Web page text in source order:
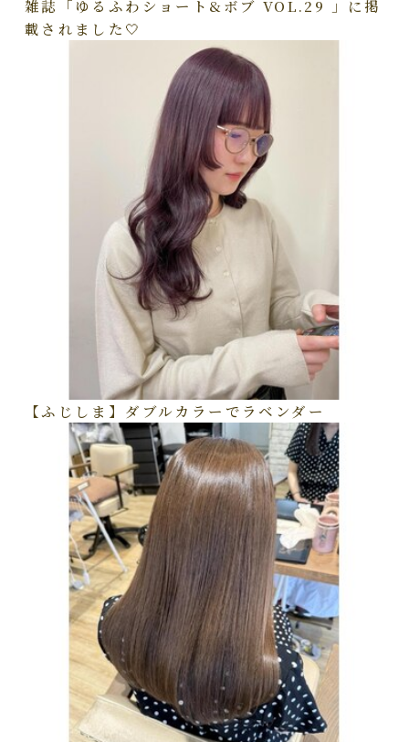
雑誌「ゆるふわショート&ボブ VOL.29 」に掲
載されました🤍
【ふじしま】ダブルカラーでラベンダー